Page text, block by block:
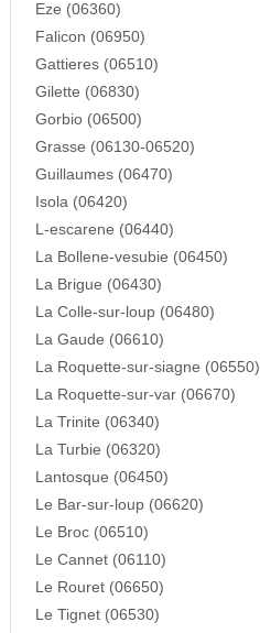
Eze (06360)
Falicon (06950)
Gattieres (06510)
Gilette (06830)
Gorbio (06500)
Grasse (06130-06520)
Guillaumes (06470)
Isola (06420)
L-escarene (06440)
La Bollene-vesubie (06450)
La Brigue (06430)
La Colle-sur-loup (06480)
La Gaude (06610)
La Roquette-sur-siagne (06550)
La Roquette-sur-var (06670)
La Trinite (06340)
La Turbie (06320)
Lantosque (06450)
Le Bar-sur-loup (06620)
Le Broc (06510)
Le Cannet (06110)
Le Rouret (06650)
Le Tignet (06530)